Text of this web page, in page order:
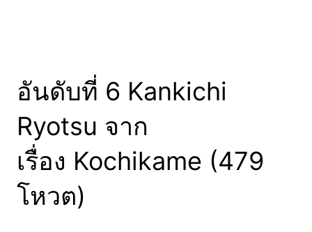
อันดับที่ 6 Kankichi
Ryotsu จาก
เรื่อง Kochikame (479
โหวต)